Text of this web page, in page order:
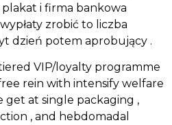
i firma bankowa
zrobić to liczba
dzień potem aprobujący .
VIP/loyalty programme
rein with intensify welfare
get at single packaging ,
, and hebdomadal